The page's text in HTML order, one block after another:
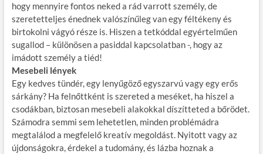
hogy mennyire fontos neked a rád varrott személy, de
szeretetteljes énednek valószínűleg van egy féltékeny és
birtokolni vágyó része is. Hiszen a tetkóddal egyértelműen
sugallod – különösen a pasiddal kapcsolatban -, hogy az
imádott személy a tiéd!
Mesebeli lények
Egy kedves tündér, egy lenyűgöző egyszarvú vagy egy erős
sárkány? Ha felnőttként is szereted a meséket, ha hiszel a
csodákban, biztosan mesebeli alakokkal díszítteted a bőrödet.
Számodra semmi sem lehetetlen, minden problémádra
megtalálod a megfelelő kreatív megoldást. Nyitott vagy az
újdonságokra, érdekel a tudomány, és lázba hoznak a